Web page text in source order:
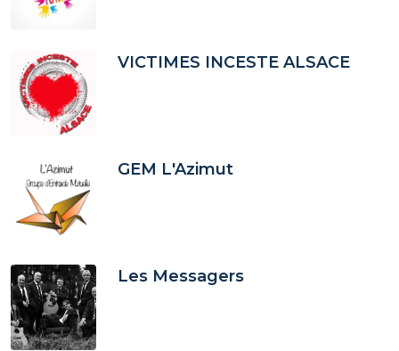
VICTIMES INCESTE ALSACE
GEM L'Azimut
Les Messagers